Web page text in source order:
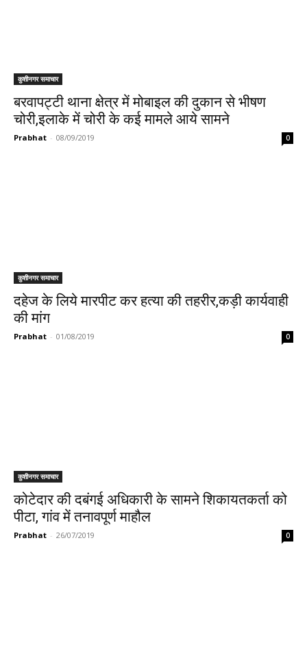
कुशीनगर समाचार
बरवापट्टी थाना क्षेत्र में मोबाइल की दुकान से भीषण
चोरी,इलाके में चोरी के कई मामले आये सामने
Prabhat - 08/09/2019 0
कुशीनगर समाचार
दहेज के लिये मारपीट कर हत्या की तहरीर,कड़ी कार्यवाही
की मांग
Prabhat - 01/08/2019 0
कुशीनगर समाचार
कोटेदार की दबंगई अधिकारी के सामने शिकायतकर्ता को
पीटा, गांव में तनावपूर्ण माहौल
Prabhat - 26/07/2019 0